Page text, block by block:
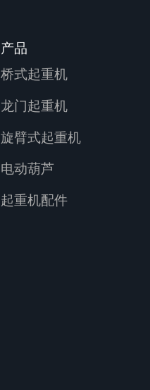
产品
桥式起重机
龙门起重机
旋臂式起重机
电动葫芦
起重机配件